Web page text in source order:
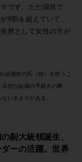
です。ただ現状で
9割を超えていて、
然として女性の方が
結婚前の氏（姓）を使うこ
的な結婚の手続きの際
いきまりがある。
副大統領誕生、
ーの活躍。世界